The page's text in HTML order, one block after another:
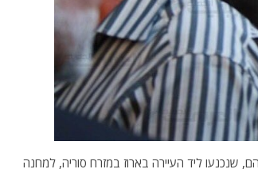
ליד העיירה בארוז במזרח סוריה, למחנה